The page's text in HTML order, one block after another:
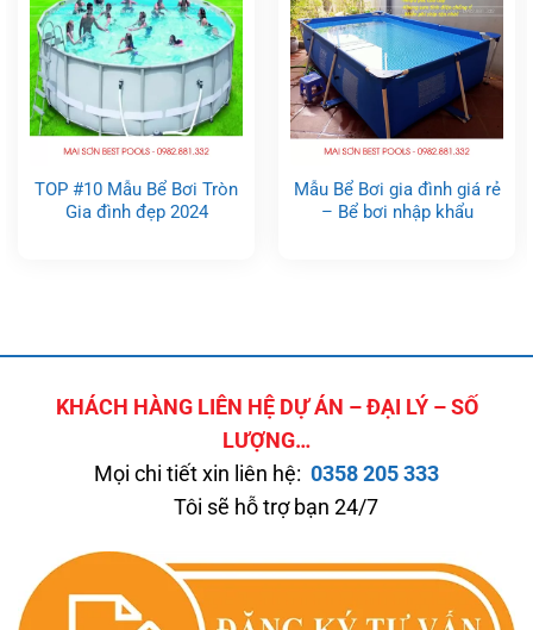
TOP #10 Mẫu Bể Bơi Tròn
Gia đình đẹp 2024
Mẫu Bể Bơi gia đình giá rẻ
– Bể bơi nhập khẩu
KHÁCH HÀNG LIÊN HỆ DỰ ÁN – ĐẠI LÝ – SỐ
LƯỢNG…
Mọi chi tiết xin liên hệ: 0358 205 333
Tôi sẽ hỗ trợ bạn 24/7